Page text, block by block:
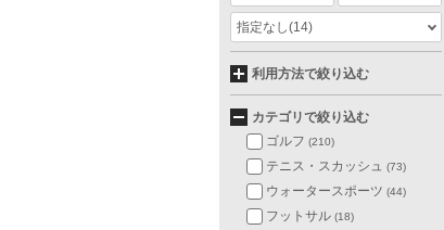
指定なし(14)
利用方法で絞り込む
カテゴリで絞り込む
ゴルフ (210)
テニス・スカッシュ (73)
ウォータースポーツ (44)
フットサル (18)